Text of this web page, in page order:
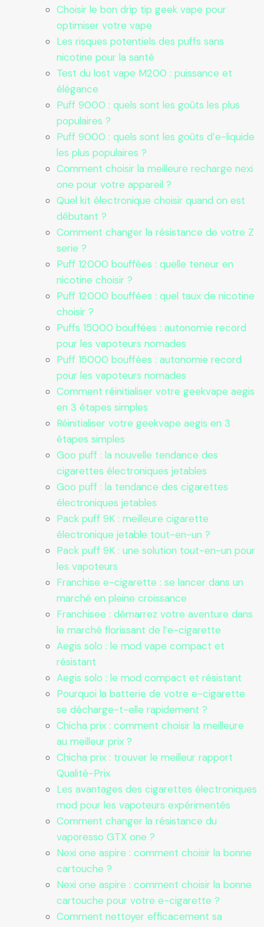
Choisir le bon drip tip geek vape pour
optimiser votre vape
Les risques potentiels des puffs sans
nicotine pour la santé
Test du lost vape M200 : puissance et
élégance
Puff 9000 : quels sont les goûts les plus
populaires ?
Puff 9000 : quels sont les goûts d’e-liquide
les plus populaires ?
Comment choisir la meilleure recharge nexi
one pour votre appareil ?
Quel kit électronique choisir quand on est
débutant ?
Comment changer la résistance de votre Z
serie ?
Puff 12000 bouffées : quelle teneur en
nicotine choisir ?
Puff 12000 bouffées : quel taux de nicotine
choisir ?
Puffs 15000 bouffées : autonomie record
pour les vapoteurs nomades
Puff 15000 bouffées : autonomie record
pour les vapoteurs nomades
Comment réinitialiser votre geekvape aegis
en 3 étapes simples
Réinitialiser votre geekvape aegis en 3
étapes simples
Goo puff : la nouvelle tendance des
cigarettes électroniques jetables
Goo puff : la tendance des cigarettes
électroniques jetables
Pack puff 9K : meilleure cigarette
électronique jetable tout-en-un ?
Pack puff 9K : une solution tout-en-un pour
les vapoteurs
Franchise e-cigarette : se lancer dans un
marché en pleine croissance
Franchisee : démarrez votre aventure dans
le marché florissant de l’e-cigarette
Aegis solo : le mod vape compact et
résistant
Aegis solo : le mod compact et résistant
Pourquoi la batterie de votre e-cigarette
se décharge-t-elle rapidement ?
Chicha prix : comment choisir la meilleure
au meilleur prix ?
Chicha prix : trouver le meilleur rapport
Qualité-Prix
Les avantages des cigarettes électroniques
mod pour les vapoteurs expérimentés
Comment changer la résistance du
vaporesso GTX one ?
Nexi one aspire : comment choisir la bonne
cartouche ?
Nexi one aspire : comment choisir la bonne
cartouche pour votre e-cigarette ?
Comment nettoyer efficacement sa